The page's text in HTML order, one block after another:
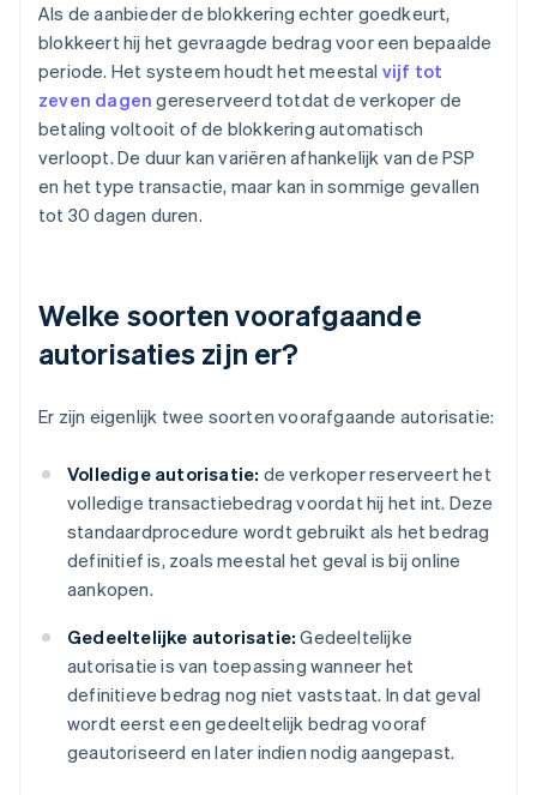
Als de aanbieder de blokkering echter goedkeurt,
blokkeert hij het gevraagde bedrag voor een bepaalde
periode. Het systeem houdt het meestal vijf tot
zeven dagen gereserveerd totdat de verkoper de
betaling voltooit of de blokkering automatisch
verloopt. De duur kan variëren afhankelijk van de PSP
en het type transactie, maar kan in sommige gevallen
tot 30 dagen duren.
Welke soorten voorafgaande
autorisaties zijn er?
Er zijn eigenlijk twee soorten voorafgaande autorisatie:
Volledige autorisatie: de verkoper reserveert het
volledige transactiebedrag voordat hij het int. Deze
standaardprocedure wordt gebruikt als het bedrag
definitief is, zoals meestal het geval is bij online
aankopen.
Gedeeltelijke autorisatie: Gedeeltelijke
autorisatie is van toepassing wanneer het
definitieve bedrag nog niet vaststaat. In dat geval
wordt eerst een gedeeltelijk bedrag vooraf
geautoriseerd en later indien nodig aangepast.